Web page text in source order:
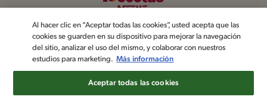
©2022, Nestlé. Marcas registradas por Société dels Produits Nestlé,
Al hacer clic en “Aceptar todas las cookies”, usted acepta que las
cookies se guarden en su dispositivo para mejorar la navegación
del sitio, analizar el uso del mismo, y colaborar con nuestros
estudios para marketing. Más información
Aceptar todas las cookies